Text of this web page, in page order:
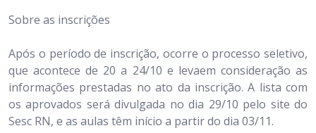
Sobre as inscrições
Após o período de inscrição, ocorre o processo seletivo,
que acontece de 20 a 24/10 e levaem consideração as
informações prestadas no ato da inscrição. A lista com
os aprovados será divulgada no dia 29/10 pelo site do
Sesc RN, e as aulas têm início a partir do dia 03/11.